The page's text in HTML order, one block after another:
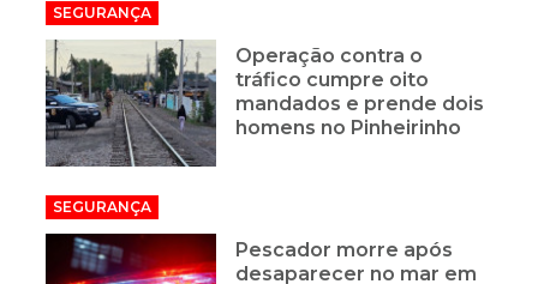
SEGURANÇA
Operação contra o
tráfico cumpre oito
mandados e prende dois
homens no Pinheirinho
SEGURANÇA
Pescador morre após
desaparecer no mar em